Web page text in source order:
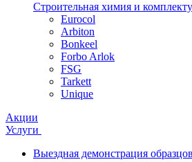
Строительная химия и
Eurocol
Arbiton
Bonkeel
Forbo Arlok
FSG
Tarkett
Unique
Акции
Услуги
Выездная демонстрация образцов